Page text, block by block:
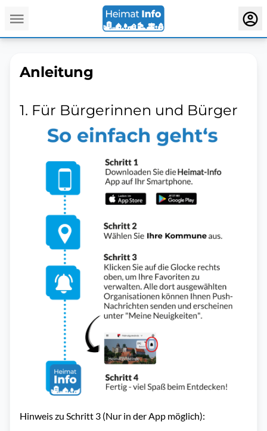
Anleitung
1. Für Bürgerinnen und Bürger
Hinweis zu Schritt 3 (Nur in der App möglich):